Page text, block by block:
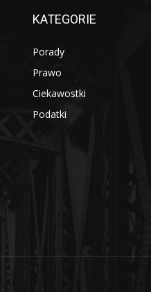
KATEGORIE
Porady
Prawo
Ciekawostki
Podatki